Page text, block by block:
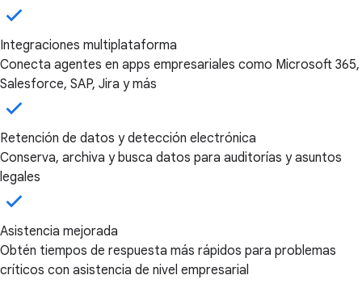
Integraciones multiplataforma
Conecta agentes en apps empresariales como Microsoft 365,
Salesforce, SAP, Jira y más
Retención de datos y detección electrónica
Conserva, archiva y busca datos para auditorías y asuntos
legales
Asistencia mejorada
Obtén tiempos de respuesta más rápidos para problemas
críticos con asistencia de nivel empresarial